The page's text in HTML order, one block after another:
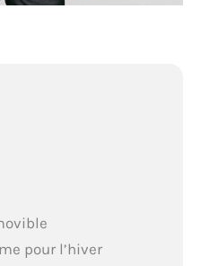
pour l’hiver